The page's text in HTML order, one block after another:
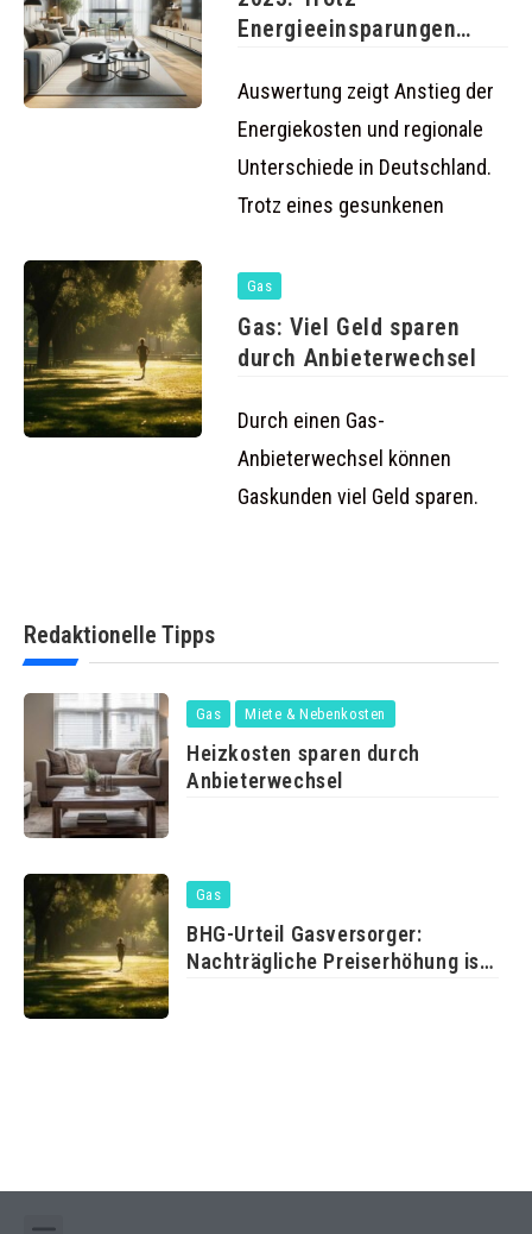
Energieeinsparungen
Nachzahlungen für
Haushalte
Auswertung zeigt Anstieg der
Energiekosten und regionale
Unterschiede in Deutschland.
Trotz eines gesunkenen
Gas
Gas: Viel Geld sparen
durch Anbieterwechsel
Durch einen Gas-
Anbieterwechsel können
Gaskunden viel Geld sparen.
Redaktionelle Tipps
Gas Miete & Nebenkosten
Heizkosten sparen durch
Anbieterwechsel
Gas
BHG-Urteil Gasversorger:
Nachträgliche Preiserhöhung ist